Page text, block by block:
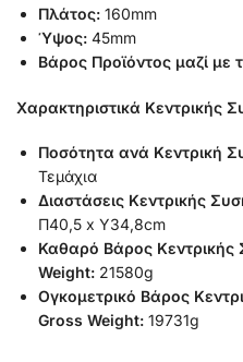
Πλάτος: 160mm
Ύψος: 45mm
Βάρος Προϊόντος μαζί με
Χαρακτηριστικά Κεντρικής
Ποσότητα ανά Κεντρική
Τεμάχια
Διαστάσεις Κεντρικής
Π40,5 x Υ34,8cm
Καθαρό Βάρος Κεντρικής
Weight: 21580g
Ογκομετρικό Βάρος
Gross Weight: 19731g